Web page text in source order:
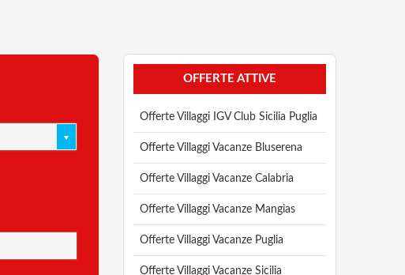
OFFERTE ATTIVE
Offerte Villaggi IGV Club Sicilia Puglia
Offerte Villaggi Vacanze Bluserena
Offerte Villaggi Vacanze Calabria
Offerte Villaggi Vacanze Mangias
Offerte Villaggi Vacanze Puglia
Offerte Villaggi Vacanze Sicilia